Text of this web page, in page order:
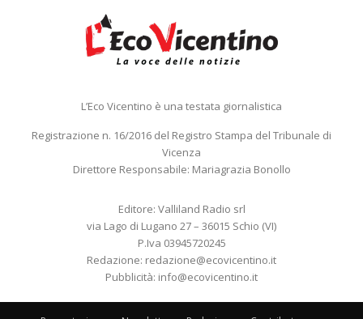
L’Eco Vicentino è una testata giornalistica
Registrazione n. 16/2016 del Registro Stampa del Tribunale di
Vicenza
Direttore Responsabile: Mariagrazia Bonollo
Editore: Valliland Radio srl
via Lago di Lugano 27 – 36015 Schio (VI)
P.Iva 03945720245
Redazione: redazione@ecovicentino.it
Pubblicità: info@ecovicentino.it